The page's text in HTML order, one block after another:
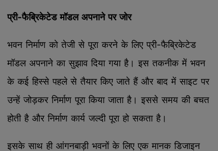
प्री-फैब्रिकेटेड मॉडल अपनाने पर जोर
भवन निर्माण को तेजी से पूरा करने के लिए प्री-फैब्रिकेटेड
मॉडल अपनाने का सुझाव दिया गया है। इस तकनीक में भवन
के कई हिस्से पहले से तैयार किए जाते हैं और बाद में साइट पर
उन्हें जोड़कर निर्माण पूरा किया जाता है। इससे समय की बचत
होती है और निर्माण कार्य जल्दी पूरा हो सकता है।
इसके साथ ही आंगनबाड़ी भवनों के लिए एक मानक डिजाइन